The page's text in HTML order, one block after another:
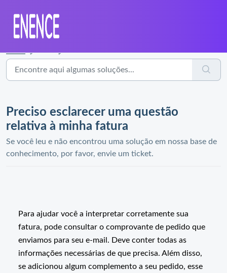
Preciso esclarecer uma questão
relativa à minha fatura
Se você leu e não encontrou uma solução em nossa base de
conhecimento, por favor, envie um ticket.
Para ajudar você a interpretar corretamente sua
fatura, pode consultar o comprovante de pedido que
enviamos para seu e-mail. Deve conter todas as
informações necessárias de que precisa. Além disso,
se adicionou algum complemento a seu pedido, esse